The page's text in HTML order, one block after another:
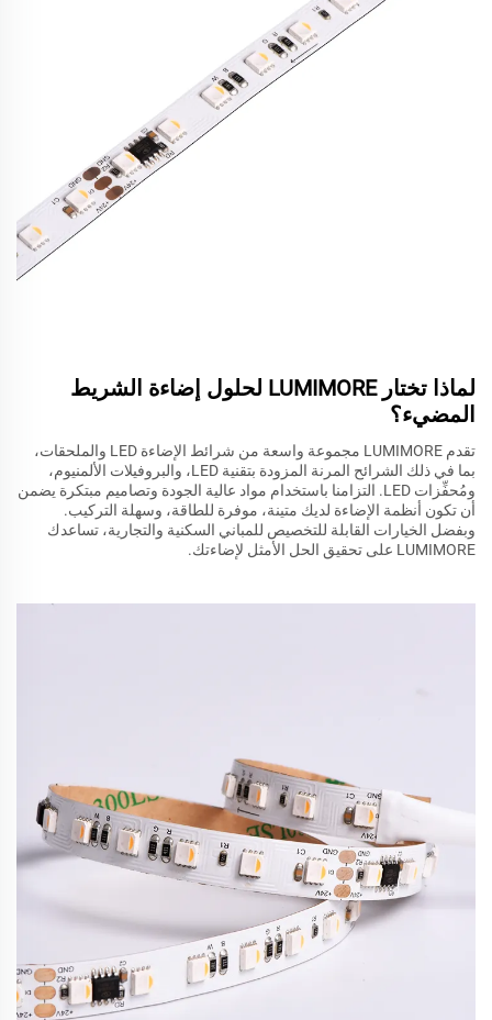
لماذا تختار LUMIMORE لحلول إضاءة الشريط
المضيء؟
تقدم LUMIMORE مجموعة واسعة من شرائط الإضاءة LED والملحقات،
بما في ذلك الشرائح المرنة المزودة بتقنية LED، والبروفيلات الألمنيوم،
ومُحفِّزات LED. التزامنا باستخدام مواد عالية الجودة وتصاميم مبتكرة يضمن
أن تكون أنظمة الإضاءة لديك متينة، موفرة للطاقة، وسهلة التركيب.
وبفضل الخيارات القابلة للتخصيص للمباني السكنية والتجارية، تساعدك
LUMIMORE على تحقيق الحل الأمثل لإضاءتك.